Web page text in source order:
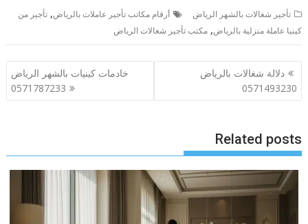
تأجير شغالات بالشهر الرياض أرقام مكاتب تأجير عاملات بالرياض,تأجير من
كينيا عاملة منزلية بالرياض,مكتب تأجير شغالات الرياض
تصفّح
المقالات
دلالة شغالات بالرياض
0571493230
خادمات كينيات بالشهر الرياض
0571787233
Related posts